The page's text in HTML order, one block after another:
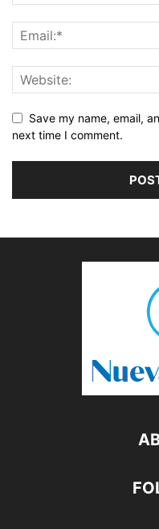
Save my name, email,
next time I comment.